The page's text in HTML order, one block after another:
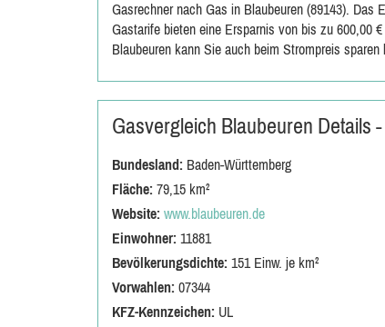
Gasrechner nach Gas in Blaubeuren (89143). Das
Gastarife bieten eine Ersparnis von bis zu 600,00
Blaubeuren kann Sie auch beim Strompreis sparen
Gasvergleich Blaubeuren Details
Bundesland: Baden-Württemberg
Fläche: 79,15 km²
Website: www.blaubeuren.de
Einwohner: 11881
Bevölkerungsdichte: 151 Einw. je km²
Vorwahlen: 07344
KFZ-Kennzeichen: UL